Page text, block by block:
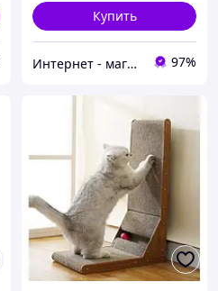
Купить
Интернет - магазин МАНДАРИНКА 97%